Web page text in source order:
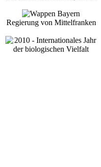
Regierung von Mittelfranken